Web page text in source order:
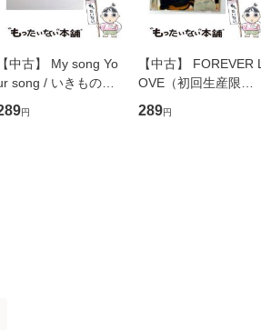
【中古】 My song Yo
song / いきものが
/ [CD]【メール便
送料無料】
円
【中古】 FOREVER L
OVE（初回生産限定
盤） / 清水翔太×加藤
ミリヤ / [CD]【メール
289円